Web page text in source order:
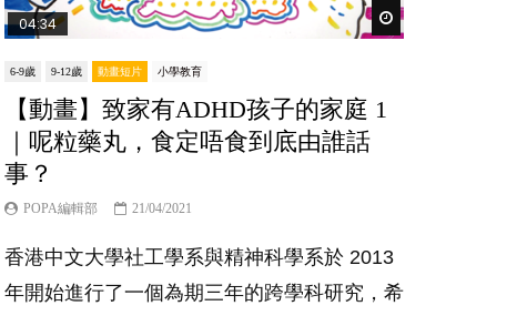
Watch Later
04:34
6-9歲 9-12歲 動畫短片 小學教育
【動畫】致家有ADHD孩子的家庭 1
｜呢粒藥丸，食定唔食到底由誰話
事？
POPA編輯部 21/04/2021
香港中文大學社工學系與精神科學系於 2013
年開始進行了一個為期三年的跨學科研究，希